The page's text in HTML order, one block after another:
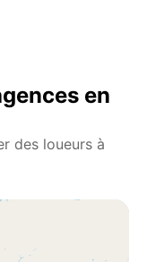
en
des loueurs à